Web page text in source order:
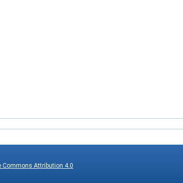
Commons Attribution 4.0